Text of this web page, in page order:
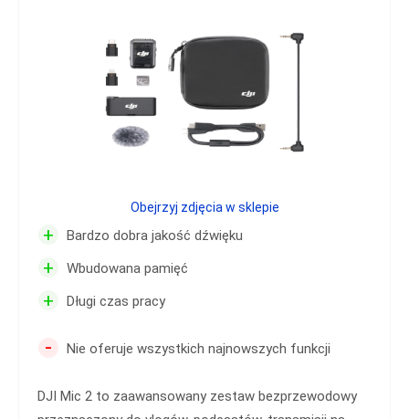
+ Bardzo dobra jakość dźwięku
+ Wbudowana pamięć
+ Długi czas pracy
- Nie oferuje wszystkich najnowszych funkcji
DJI Mic 2 to zaawansowany zestaw bezprzewodowy
Obejrzyj zdjęcia w sklepie